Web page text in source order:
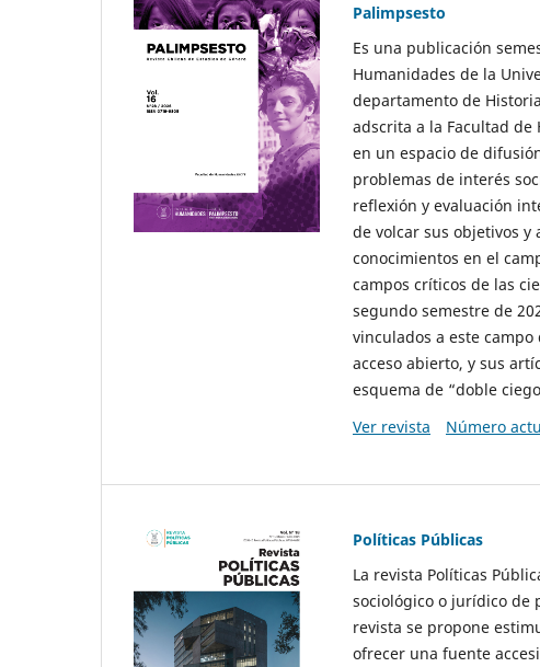
Palimpsesto
Es una publicación
Humanidades de la
departamento de
adscrita a la Facultad
en un espacio de
problemas de interés
reflexión y evaluación
de volcar sus objetivos
conocimientos en el
campos críticos de las
segundo semestre de
vinculados a este
acceso abierto, y sus
esquema de “doble
Ver revista
Número
Políticas Públicas
La revista Políticas
sociológico o jurídico de
revista se propone
ofrecer una fuente